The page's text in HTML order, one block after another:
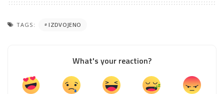
TAGS: IZDVOJENO
What's your reaction?